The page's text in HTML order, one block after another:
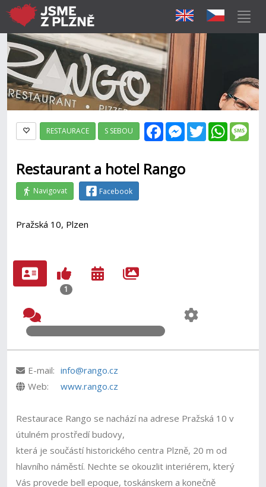
FacebookMessenger
Twitter
RESTAURACE S SEBOU
Restaurant a hotel Rango
Navigovat Facebook
Pražská 10, Plzen
1
E-mail: info@rango.cz
Web:
www.rango.cz
Restaurace Rango se nachází na adrese Pražská 10 v
útulném prostředí budovy,
která je součástí historického centra Plzně, 20 m od
hlavního náměstí. Nechte se okouzlit interiérem, který
Vás provede bell epoque, toskánskem a konečně